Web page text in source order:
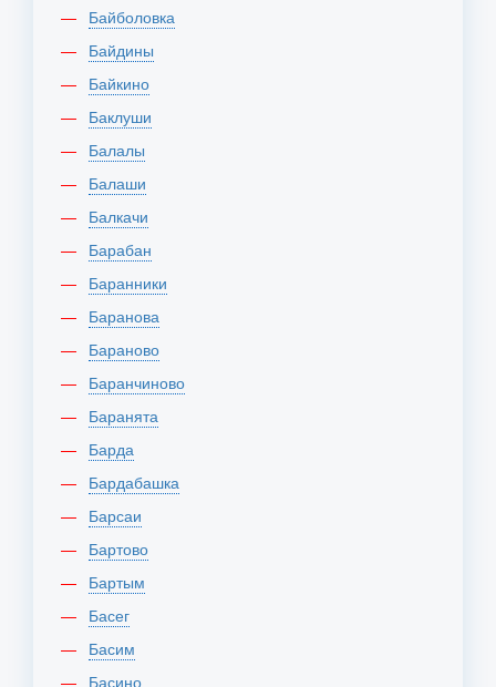
Байболовка
Байдины
Байкино
Баклуши
Балалы
Балаши
Балкачи
Барабан
Баранники
Баранова
Бараново
Баранчиново
Баранята
Барда
Бардабашка
Барсаи
Бартово
Бартым
Басег
Басим
Басино